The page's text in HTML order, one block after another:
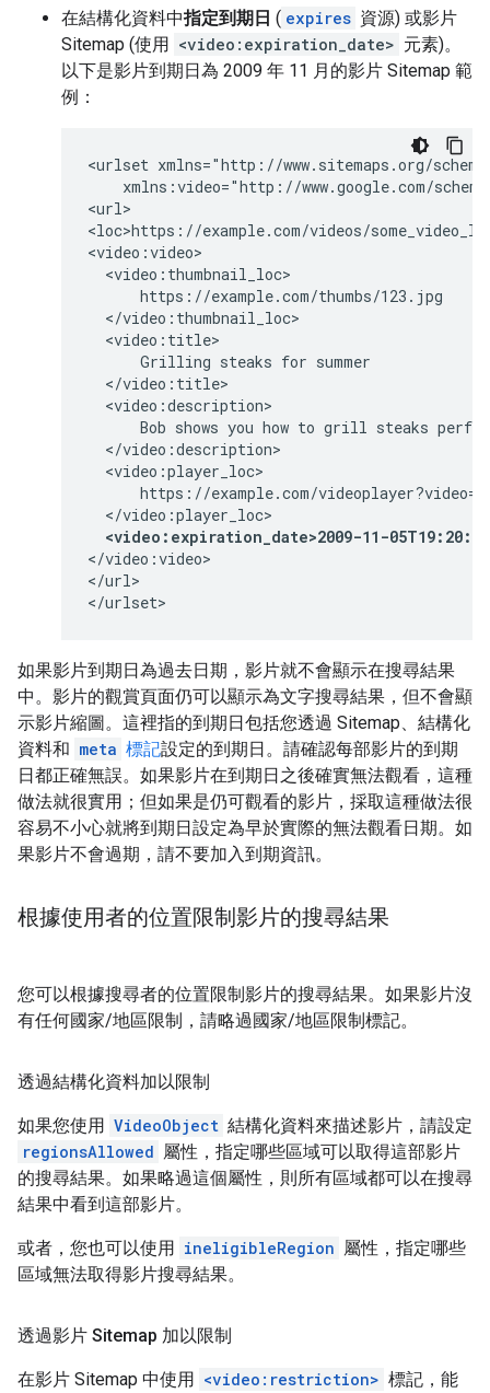
在結構化資料中指定到期日 ( expires 資源) 或影片
Sitemap (使用 <video:expiration_date> 元素)。
以下是影片到期日為 2009 年 11 月的影片 Sitemap 範
例：
<urlset xmlns="http://www.sitemaps.org/
xmlns:video="http://www.google.com/
<url>
<loc>https://example.com/videos/
<video:video>
  <video:thumbnail_loc>
      https://example.com/thumbs/123.jpg
  </video:thumbnail_loc>
  <video:title>
      Grilling steaks for summer
  </video:title>
  <video:description>
Bob shows you how to grill steaks
  </video:description>
  <video:player_loc>
https://example.com/
  </video:player_loc>
<video:expiration_date>2009-11-
</video:video>
</url>
</urlset>
如果影片到期日為過去日期，影片就不會顯示在搜尋結果
中。影片的觀賞頁面仍可以顯示為文字搜尋結果，但不會顯
示影片縮圖。這裡指的到期日包括您透過 Sitemap、結構化
資料和 meta 標記設定的到期日。請確認每部影片的到期
日都正確無誤。如果影片在到期日之後確實無法觀看，這種
做法就很實用；但如果是仍可觀看的影片，採取這種做法很
容易不小心就將到期日設定為早於實際的無法觀看日期。如
果影片不會過期，請不要加入到期資訊。
根據使用者的位置限制影片的搜尋結果
您可以根據搜尋者的位置限制影片的搜尋結果。如果影片沒
有任何國家/地區限制，請略過國家/地區限制標記。
透過結構化資料加以限制
如果您使用 VideoObject 結構化資料來描述影片，請設定
regionsAllowed 屬性，指定哪些區域可以取得這部影片
的搜尋結果。如果略過這個屬性，則所有區域都可以在搜尋
結果中看到這部影片。
或者，您也可以使用 ineligibleRegion 屬性，指定哪些
區域無法取得影片搜尋結果。
透過影片 Sitemap 加以限制
在影片 Sitemap 中使用 <video:restriction> 標記，能